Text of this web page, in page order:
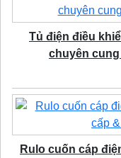
Tủ điện điều
chuyên
Rulo cuốn cáp